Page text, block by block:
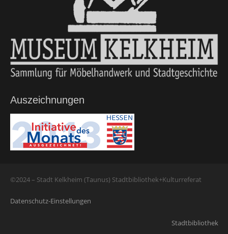
Auszeichnungen
©2024 – Stadt Kelkheim (Taunus) Stadtbibliothek+Kulturreferat
Datenschutz-Einstellungen
Stadtbibliothek